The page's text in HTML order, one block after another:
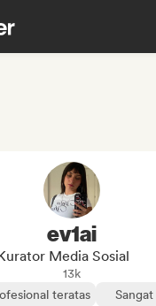
ev1ai
Media Sosial
13k
teratas